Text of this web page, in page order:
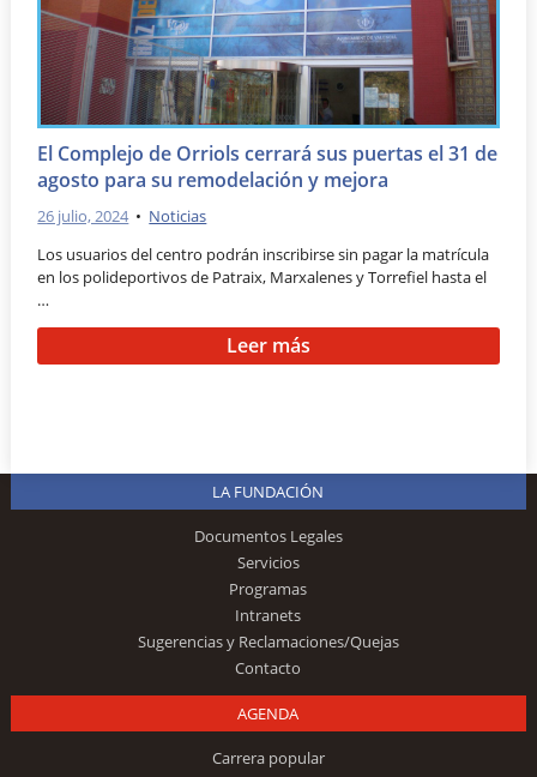
El Complejo de Orriols cerrará sus puertas el 31 de
agosto para su remodelación y mejora
26 julio, 2024 • Noticias
Los usuarios del centro podrán inscribirse sin pagar la matrícula
en los polideportivos de Patraix, Marxalenes y Torrefiel hasta el
…
Leer más
LA FUNDACIÓN
Documentos Legales
Servicios
Programas
Intranets
Sugerencias y Reclamaciones/Quejas
Contacto
AGENDA
Carrera popular